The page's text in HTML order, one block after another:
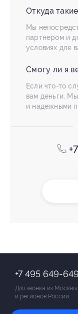
Откуда
Мы
партнером и
условиях для
Смогу ли я
Если что-то
вам деньги.
и надежными
+7 495 649-
Для звонка из Москвы
и регионов России